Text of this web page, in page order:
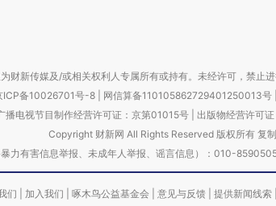
财新传媒及/或相关权利人专属所有或持有。未经许可，禁止
ICP备10026701号-8 网信算备110105862729401250013号
播电视节目制作经营许可证：京第01015号| 出版物经营许可
Copyright 财新网 All Rights Reserved 版权所有 复
暴力有害信息举报、未成年人举报、谣言信息）：010-
们 加入我们 啄木鸟公益基金会 意见与反馈 提供新闻线索